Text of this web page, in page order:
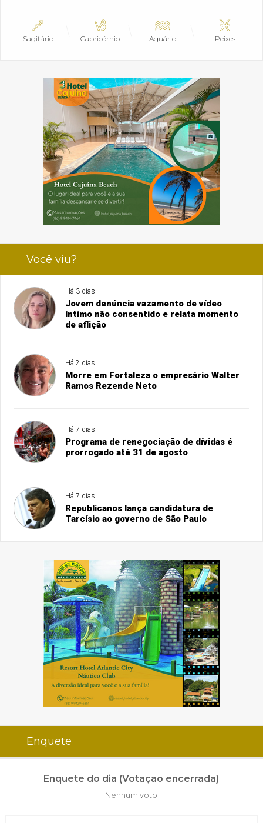
Sagitário Capricórnio Aquário Peixes
Você viu?
Há 3 dias
Jovem denúncia vazamento de vídeo
íntimo não consentido e relata momento
de aflição
Há 2 dias
Morre em Fortaleza o empresário Walter
Ramos Rezende Neto
Há 7 dias
Programa de renegociação de dívidas é
prorrogado até 31 de agosto
Há 7 dias
Republicanos lança candidatura de
Tarcísio ao governo de São Paulo
Enquete
Enquete do dia (Votação encerrada)
Nenhum voto